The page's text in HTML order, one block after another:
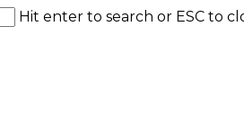
Hit enter to search or ESC to